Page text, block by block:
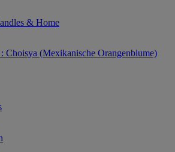
& Home
Choisya (Mexikanische Orangenblume)